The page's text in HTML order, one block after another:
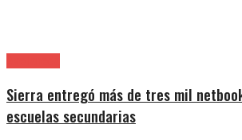
Sierra entregó más de tres mil
escuelas secundarias